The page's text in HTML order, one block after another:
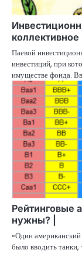
коллективное
Паевой
инвестиций, при
имуществе фонда.
Рейтинговые
нужны? |
«Один
было вводить танки,